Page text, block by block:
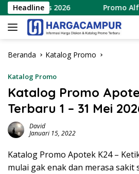
Langsung
ke
konten
Headline
2026 Promo
Beranda Katalog Promo
Katalog Promo
Katalog Promo
Terbaru 1 – 31 Mei
David
Januari 15, 2022
Katalog Promo Apotek K24 –
mulai gak enak dan merasa sakit